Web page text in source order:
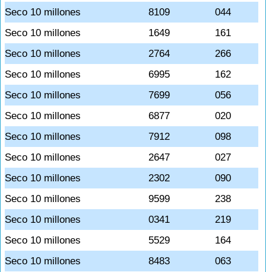
Seco 10 millones
8109
044
Seco 10 millones
1649
161
Seco 10 millones
2764
266
Seco 10 millones
6995
162
Seco 10 millones
7699
056
Seco 10 millones
6877
020
Seco 10 millones
7912
098
Seco 10 millones
2647
027
Seco 10 millones
2302
090
Seco 10 millones
9599
238
Seco 10 millones
0341
219
Seco 10 millones
5529
164
Seco 10 millones
8483
063